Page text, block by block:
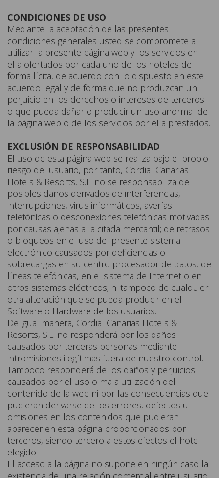
CONDICIONES DE USO
Mediante la aceptación de las presentes
condiciones generales usted se compromete a
utilizar la presente página web y los servicios en
ella ofertados por cada uno de los hoteles de
forma lícita, de acuerdo con lo dispuesto en este
acuerdo legal y de forma que no produzcan un
perjuicio en los derechos o intereses de terceros
o que pueda dañar o producir un uso anormal de
la página web o de los servicios por ella prestados.
EXCLUSIÓN DE RESPONSABILIDAD
El uso de esta página web se realiza bajo el propio
riesgo del usuario, por tanto, Cordial Canarias
Hotels & Resorts, S.L. no se responsabiliza de
posibles daños derivados de interferencias,
interrupciones, virus informáticos, averías
telefónicas o desconexiones telefónicas motivadas
por causas ajenas a la citada mercantil; de retrasos
o bloqueos en el uso del presente sistema
electrónico causados por deficiencias o
sobrecargas en su centro procesador de datos, de
líneas telefónicas, en el sistema de Internet o en
otros sistemas eléctricos; ni tampoco de cualquier
otra alteración que se pueda producir en el
Software o Hardware de los usuarios.
De igual manera, Cordial Canarias Hotels &
Resorts, S.L. no responderá por los daños
causados por terceras personas mediante
intromisiones ilegítimas fuera de nuestro control.
Tampoco responderá de los daños y perjuicios
causados por el uso o mala utilización del
contenido de la web ni por las consecuencias que
pudieran derivarse de los errores, defectos u
omisiones en los contenidos que pudieran
aparecer en esta página proporcionados por
terceros, siendo tercero a estos efectos el hotel
elegido.
El acceso a la página no supone en ningún caso la
existencia de una relación comercial entre usuario